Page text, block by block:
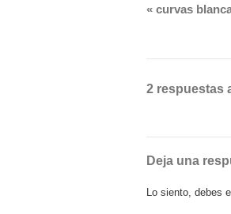
«curvas
2 respuestas
Deja una
Lo siento, debes